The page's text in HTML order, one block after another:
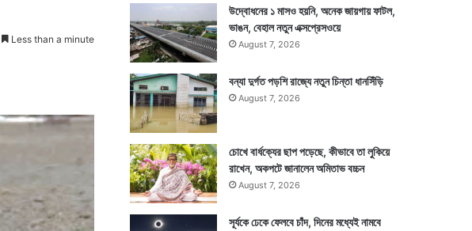
Less than a minute
উদ্বোধনের ১ মাসও হয়নি, অনেক জায়গায় ফাটল,
ভাঙন, বেহাল নতুন এক্সপ্রেসওয়ে
August 7, 2026
বন্যা দুর্গত পড়শি রাজ্যে নতুন চিন্তা ধানসিঁড়ি
August 7, 2026
চোখে বার্ধক্যের ছাপ পড়েছে, কীভাবে তা লুকিয়ে
রাখেন, অকপটে জানালেন অমিতাভ বচ্চন
August 7, 2026
সূর্যকে ঢেকে ফেলবে চাঁদ, দিনের মধ্যেই নামবে